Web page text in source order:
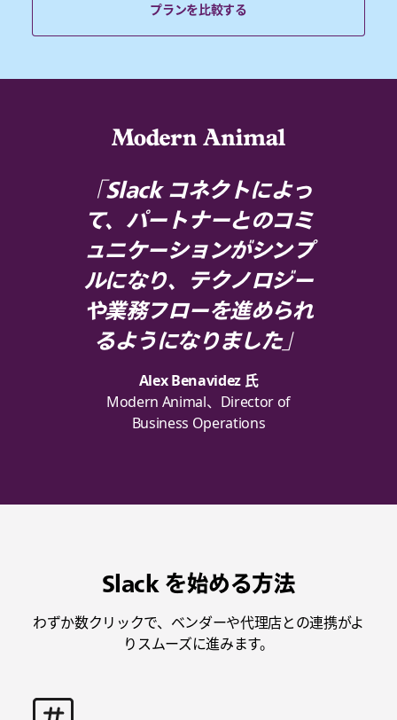
プランを比較する
「Slack コネクトによっ
て、パートナーとのコミ
ュニケーションがシンプ
ルになり、テクノロジー
や業務フローを進められ
るようになりました」
Alex Benavidez 氏
Modern Animal、Director of
Business Operations
Slack を始める方法
わずか数クリックで、ベンダーや代理店との連携がよ
りスムーズに進みます。